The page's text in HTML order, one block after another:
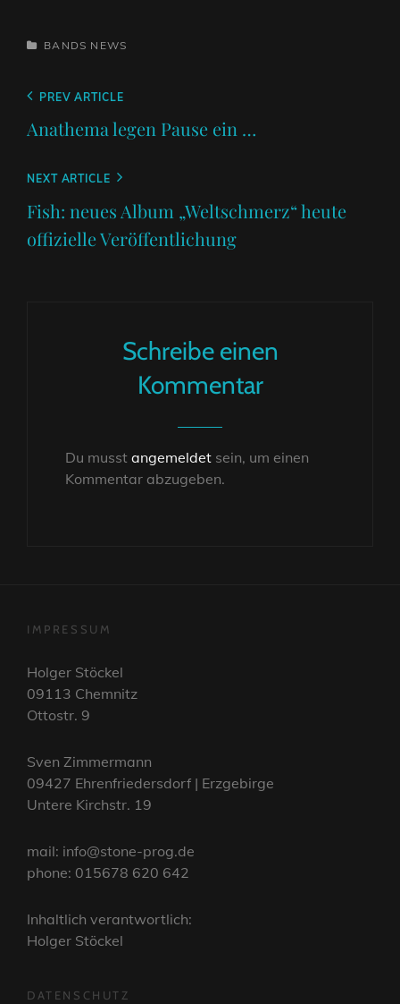
CATEGORIES
BANDS NEWS
Beitragsnavigation
Previous
PREV ARTICLE
Anathema legen Pause ein …
Next
Post
NEXT ARTICLE
Fish: neues Album „Weltschmerz“ heute
offizielle Veröffentlichung
Schreibe einen
Kommentar
Du musst angemeldet sein, um einen
Kommentar abzugeben.
IMPRESSUM
Holger Stöckel
09113 Chemnitz
Ottostr. 9
Sven Zimmermann
09427 Ehrenfriedersdorf | Erzgebirge
Untere Kirchstr. 19
mail: info@stone-prog.de
phone: 015678 620 642
Inhaltlich verantwortlich:
Holger Stöckel
DATENSCHUTZ